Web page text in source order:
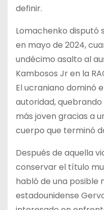
definir.
Lomachenko disputó
en mayo de 2024,
undécimo asalto al
Kambosos Jr en la
El ucraniano dominó
autoridad,
más joven gracias a
cuerpo que terminó
Después de aquella
conservar el título
habló de una posible
estadounidense